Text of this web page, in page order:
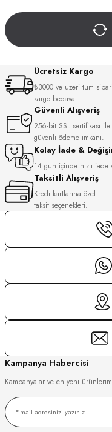
Ücretsiz Kargo
₺3000 ve üzeri tüm
kargo bedava!
Güvenli Alışveriş
256-bit SSL sertifikası ile
güvenli ödeme imkanı.
Kolay İade &
14 gün içinde hızlı
Taksitli Alışveriş
Kredi kartlarına özel
taksit seçenekleri.
Kampanya Habercisi
Kampanyalar ve en yeni
MANOIR
WATCH
WATCH